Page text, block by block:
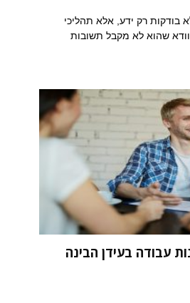
בודקות רק ידע, אלא תהליכי
שהוא לא מקבל תשובות
עבודה בעידן הבינה